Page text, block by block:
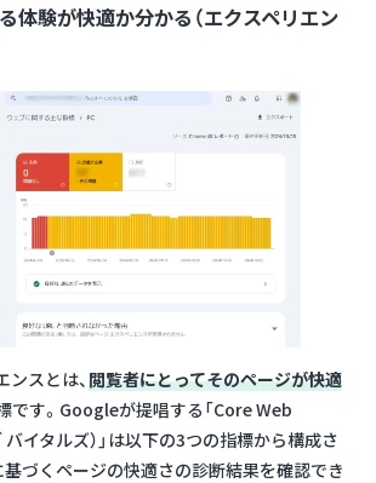
体験が快適か分かる（エクスペリエン
スとは、 閲覧者にとってそのページが快適
です。Googleが提唱する「Core Web
イタルズ）」は以下の3つの指標から構成さ
基づくページの快適さの診断結果を確認でき